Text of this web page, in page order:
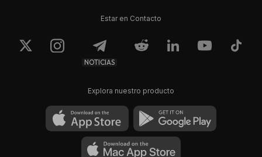
Estar en Contacto
NOTICIAS
Explora nuestro producto